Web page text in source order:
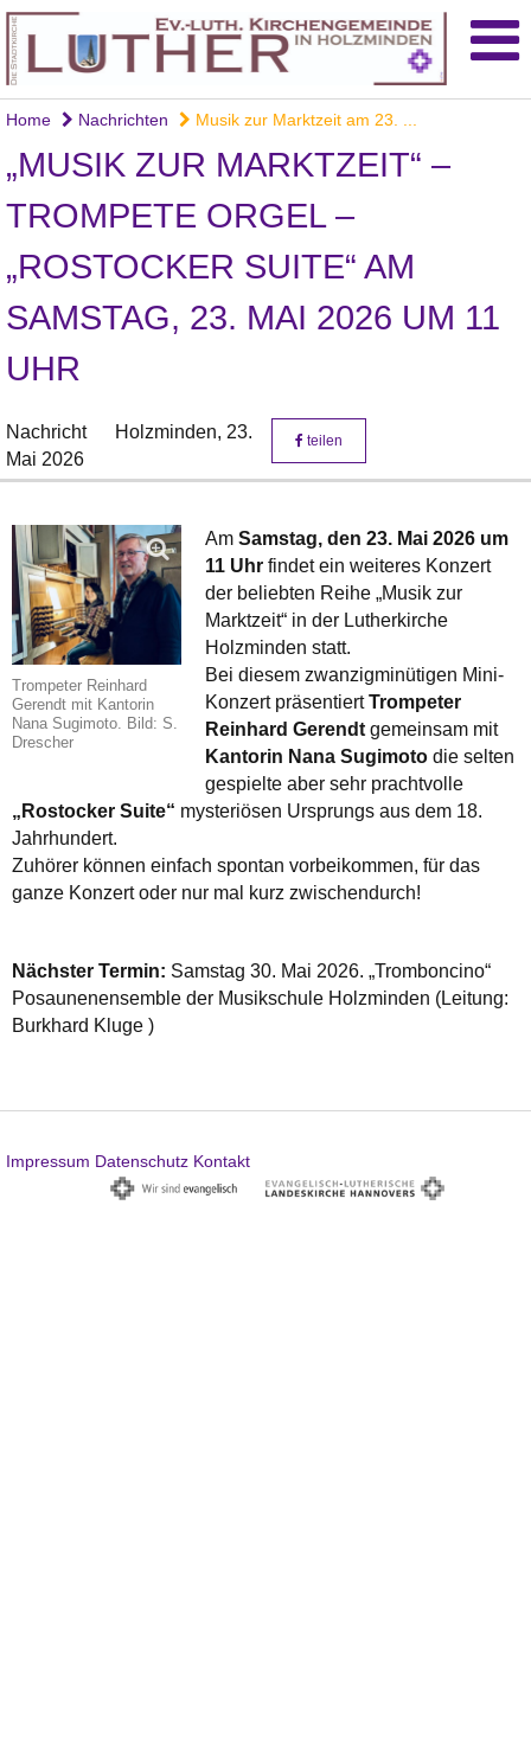
Home Nachrichten Musik zur Marktzeit am 23. ...
„MUSIK ZUR MARKTZEIT“ –
TROMPETE ORGEL –
„ROSTOCKER SUITE“ AM
SAMSTAG, 23. MAI 2026 UM 11
UHR
Nachricht Holzminden, 23.
Mai 2026
teilen
Trompeter Reinhard
Gerendt mit Kantorin
Nana Sugimoto. Bild: S.
Drescher
Am Samstag, den 23. Mai 2026 um
11 Uhr findet ein weiteres Konzert
der beliebten Reihe „Musik zur
Marktzeit“ in der Lutherkirche
Holzminden statt.
Bei diesem zwanzigminütigen Mini-
Konzert präsentiertTrompeter
Reinhard Gerendtgemeinsam mit
Kantorin Nana Sugimotodie selten
gespielte aber sehr prachtvolle
„Rostocker Suite“ mysteriösen Ursprungs aus dem 18.
Jahrhundert.
Zuhörer können einfach spontan vorbeikommen, für das
ganze Konzert oder nur mal kurz zwischendurch!
Nächster Termin: Samstag 30. Mai 2026. „Tromboncino“
Posaunenensemble der Musikschule Holzminden (Leitung:
Burkhard Kluge )
Impressum Datenschutz Kontakt